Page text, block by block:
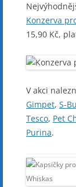
Konzerva
15,90 Kč,
V akci
Gimpet, S-
Tesco, Pet
Purina.